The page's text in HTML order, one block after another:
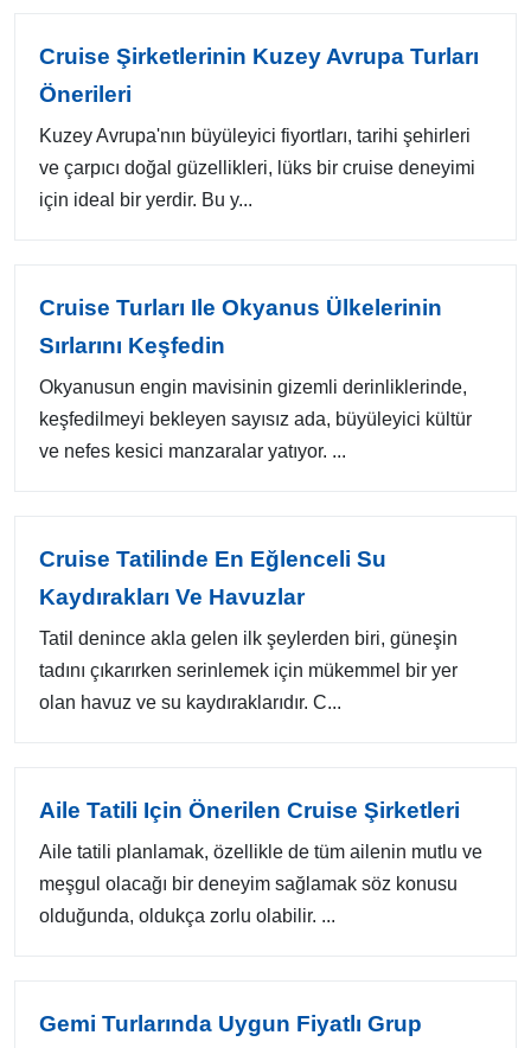
Cruise Şirketlerinin Kuzey Avrupa Turları
Önerileri
Kuzey Avrupa'nın büyüleyici fiyortları, tarihi şehirleri
ve çarpıcı doğal güzellikleri, lüks bir cruise deneyimi
için ideal bir yerdir. Bu y...
Cruise Turları Ile Okyanus Ülkelerinin
Sırlarını Keşfedin
Okyanusun engin mavisinin gizemli derinliklerinde,
keşfedilmeyi bekleyen sayısız ada, büyüleyici kültür
ve nefes kesici manzaralar yatıyor. ...
Cruise Tatilinde En Eğlenceli Su
Kaydırakları Ve Havuzlar
Tatil denince akla gelen ilk şeylerden biri, güneşin
tadını çıkarırken serinlemek için mükemmel bir yer
olan havuz ve su kaydıraklarıdır. C...
Aile Tatili Için Önerilen Cruise Şirketleri
Aile tatili planlamak, özellikle de tüm ailenin mutlu ve
meşgul olacağı bir deneyim sağlamak söz konusu
olduğunda, oldukça zorlu olabilir. ...
Gemi Turlarında Uygun Fiyatlı Grup